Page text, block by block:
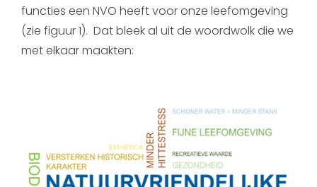
functies een NVO heeft voor onze leefomgeving
(zie figuur 1). Dat bleek al uit de woordwolk die we
met elkaar maakten: